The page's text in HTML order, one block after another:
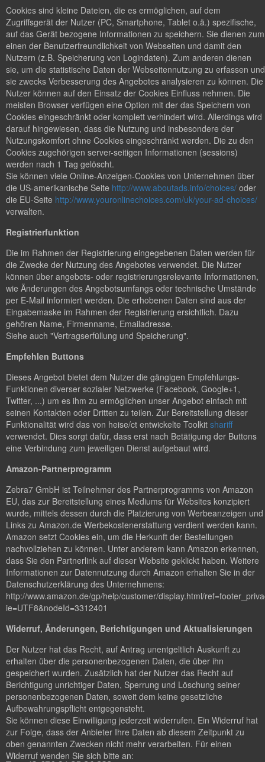
Cookies sind kleine Dateien, die es ermöglichen, auf dem
Zugriffsgerät der Nutzer (PC, Smartphone, Tablet o.ä.) spezifische,
auf das Gerät bezogene Informationen zu speichern. Sie dienen zum
einen der Benutzerfreundlichkeit von Webseiten und damit den
Nutzern (z.B. Speicherung von Logindaten). Zum anderen dienen
sie, um die statistische Daten der Webseitennutzung zu erfassen und
sie zwecks Verbesserung des Angebotes analysieren zu können. Die
Nutzer können auf den Einsatz der Cookies Einfluss nehmen. Die
meisten Browser verfügen eine Option mit der das Speichern von
Cookies eingeschränkt oder komplett verhindert wird. Allerdings wird
darauf hingewiesen, dass die Nutzung und insbesondere der
Nutzungskomfort ohne Cookies eingeschränkt werden. Die zu den
Cookies zugehörigen server-seitigen Informationen (sessions)
werden nach 1 Tag gelöscht.
Sie können viele Online-Anzeigen-Cookies von Unternehmen über
die US-amerikanische Seite http://www.aboutads.info/choices/ oder
die EU-Seite http://www.youronlinechoices.com/uk/your-ad-choices/
verwalten.
Registrierfunktion
Die im Rahmen der Registrierung eingegebenen Daten werden für
die Zwecke der Nutzung des Angebotes verwendet. Die Nutzer
können über angebots- oder registrierungsrelevante Informationen,
wie Änderungen des Angebotsumfangs oder technische Umstände
per E-Mail informiert werden. Die erhobenen Daten sind aus der
Eingabemaske im Rahmen der Registrierung ersichtlich. Dazu
gehören Name, Firmenname, Emailadresse.
Siehe auch "Vertragserfüllung und Speicherung".
Empfehlen Buttons
Dieses Angebot bietet dem Nutzer die gängigen Empfehlungs-
Funktionen diverser sozialer Netzwerke (Facebook, Google+1,
Twitter, ...) um es ihm zu ermöglichen unser Angebot einfach mit
seinen Kontakten oder Dritten zu teilen. Zur Bereitstellung dieser
Funktionalität wird das von heise/ct entwickelte Toolkit shariff
verwendet. Dies sorgt dafür, dass erst nach Betätigung der Buttons
eine Verbindung zum jeweiligen Dienst aufgebaut wird.
Amazon-Partnerprogramm
Zebra7 GmbH ist Teilnehmer des Partnerprogramms von Amazon
EU, das zur Bereitstellung eines Mediums für Websites konzipiert
wurde, mittels dessen durch die Platzierung von Werbeanzeigen und
Links zu Amazon.de Werbekostenerstattung verdient werden kann.
Amazon setzt Cookies ein, um die Herkunft der Bestellungen
nachvollziehen zu können. Unter anderem kann Amazon erkennen,
dass Sie den Partnerlink auf dieser Website geklickt haben. Weitere
Informationen zur Datennutzung durch Amazon erhalten Sie in der
Datenschutzerklärung des Unternehmens:
http://www.amazon.de/gp/help/customer/display.html/
ie=UTF8&nodeId=3312401
Widerruf, Änderungen, Berichtigungen und Aktualisierungen
Der Nutzer hat das Recht, auf Antrag unentgeltlich Auskunft zu
erhalten über die personenbezogenen Daten, die über ihn
gespeichert wurden. Zusätzlich hat der Nutzer das Recht auf
Berichtigung unrichtiger Daten, Sperrung und Löschung seiner
personenbezogenen Daten, soweit dem keine gesetzliche
Aufbewahrungspflicht entgegensteht.
Sie können diese Einwilligung jederzeit widerrufen. Ein Widerruf hat
zur Folge, dass der Anbieter Ihre Daten ab diesem Zeitpunkt zu
oben genannten Zwecken nicht mehr verarbeiten. Für einen
Widerruf wenden Sie sich bitte an: